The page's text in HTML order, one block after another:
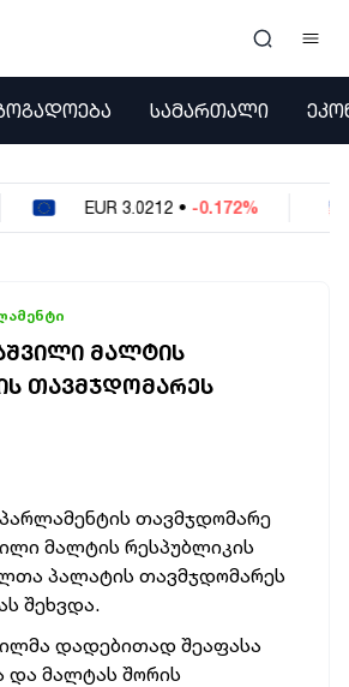
ᲞᲝᲚᲘᲢᲘᲙᲐ
ᲔᲙᲝᲜᲝᲛᲘᲙᲐ
ᲣᲪᲮᲝᲔᲗᲘ
ᲐᲛᲘᲜᲓᲘ
ᲡᲐᲛᲮᲔᲓᲠᲝ
ᲞᲐᲠᲚᲐᲛᲔᲜᲢᲘ
ᲡᲐᲛᲐᲠᲗᲐᲚᲘ
-0.172% USD 2.621 -
ᲛᲐᲚᲢᲘᲡ
ᲗᲐᲕᲛᲯᲓᲝᲛᲐᲠᲔᲡ
თავმჯდომარე
მალტის რესპუბლიკის
პალატის თავმჯდომარეს
შეხვდა.
დადებითად შეაფასა
და მალტას შორის